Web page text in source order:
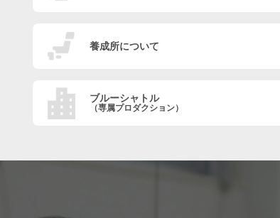
養成所について
ブルーシャトル
（専属プロダクション）